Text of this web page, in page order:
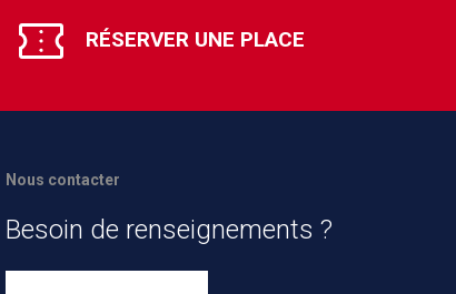
RÉSERVER UNE PLACE
Nous contacter
Besoin de renseignements ?